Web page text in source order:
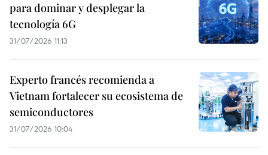
para dominar y desplegar la
tecnología 6G
31/07/2026 11:13
Experto francés recomienda a
Vietnam fortalecer su ecosistema de
semiconductores
31/07/2026 10:04